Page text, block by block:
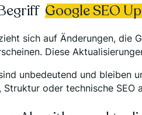
Google SEO
sich auf Änderungen, die
Diese
unbedeutend und bleiben
Struktur oder technische SEO